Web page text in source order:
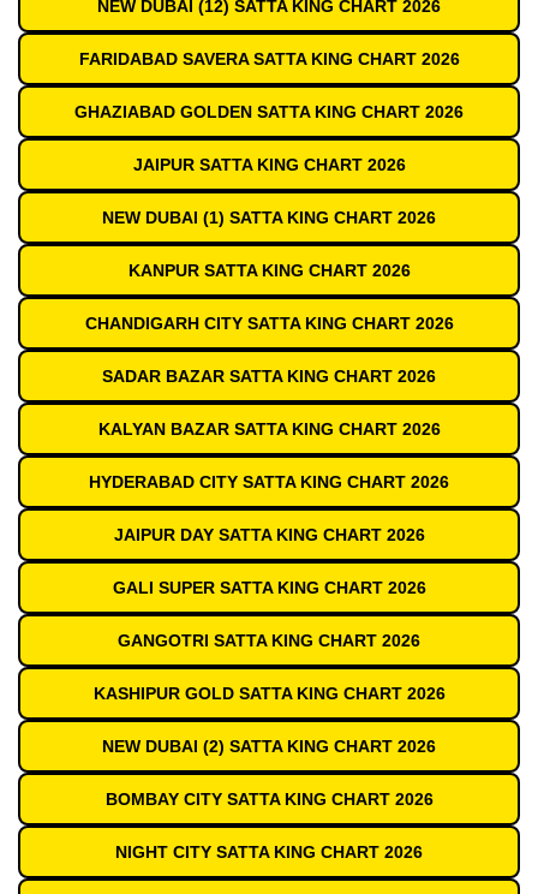
NEW DUBAI (12) SATTA KING CHART 2026
FARIDABAD SAVERA SATTA KING CHART 2026
GHAZIABAD GOLDEN SATTA KING CHART 2026
JAIPUR SATTA KING CHART 2026
NEW DUBAI (1) SATTA KING CHART 2026
KANPUR SATTA KING CHART 2026
CHANDIGARH CITY SATTA KING CHART 2026
SADAR BAZAR SATTA KING CHART 2026
KALYAN BAZAR SATTA KING CHART 2026
HYDERABAD CITY SATTA KING CHART 2026
JAIPUR DAY SATTA KING CHART 2026
GALI SUPER SATTA KING CHART 2026
GANGOTRI SATTA KING CHART 2026
KASHIPUR GOLD SATTA KING CHART 2026
NEW DUBAI (2) SATTA KING CHART 2026
BOMBAY CITY SATTA KING CHART 2026
NIGHT CITY SATTA KING CHART 2026